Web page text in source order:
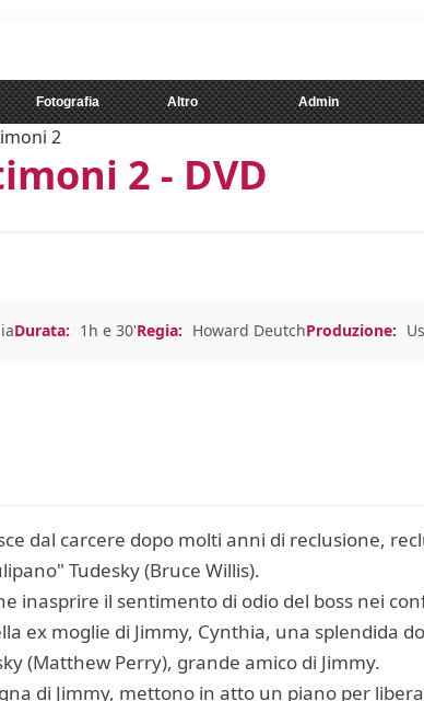
Fotografia Altro Admin
2
2 - DVD
Durata: 1h e 30'Regia: Howard DeutchProduzione:
dal carcere dopo molti anni di reclusione,
Tudesky (Bruce Willis).
inasprire il sentimento di odio del boss nei
ex moglie di Jimmy, Cynthia, una splendida
(Matthew Perry), grande amico di Jimmy.
di Jimmy, mettono in atto un piano per